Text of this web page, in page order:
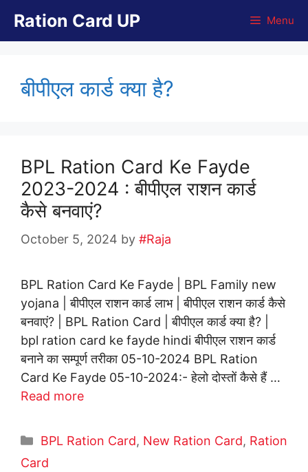
content
Ration Card UP Menu
बीपीएल कार्ड क्या है?
BPL Ration Card Ke Fayde
2023-2024 : बीपीएल राशन कार्ड
कैसे बनवाएं?
October 5, 2024 by #Raja
BPL Ration Card Ke Fayde | BPL Family new
yojana | बीपीएल राशन कार्ड लाभ | बीपीएल राशन कार्ड कैसे
बनवाएं? | BPL Ration Card | बीपीएल कार्ड क्या है? |
bpl ration card ke fayde hindi बीपीएल राशन कार्ड
बनाने का सम्पूर्ण तरीका 05-10-2024 BPL Ration
Card Ke Fayde 05-10-2024:- हेलो दोस्तों कैसे हैं …
Read more
Categories
BPL Ration Card, New Ration Card, Ration
Card